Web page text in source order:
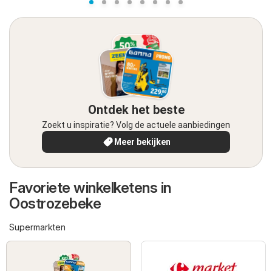
Ontdek het beste
Zoekt u inspiratie? Volg de actuele aanbiedingen
Meer bekijken
Favoriete winkelketens in
Oostrozebeke
Supermarkten